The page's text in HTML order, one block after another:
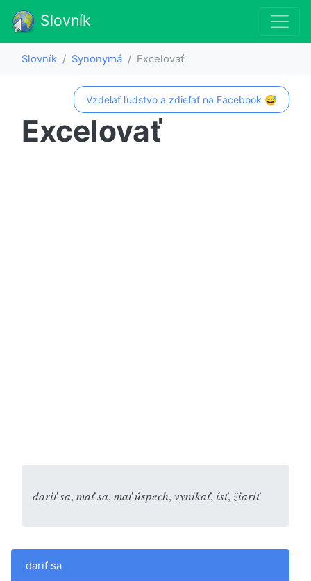
Slovník
Slovník Synonymá Excelovať
Vzdelať ľudstvo a zdieľať na Facebook 😅
Excelovať
dariť sa, mať sa, mať úspech, vynikať, ísť, žiariť
dariť sa